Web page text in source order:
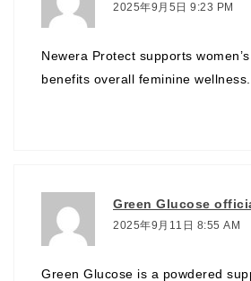
2025年9月5日 9:23 PM
Newera Protect supports
benefits overall feminine wellness.
Green Glucose
2025年9月11日 8:55 AM
Green Glucose is a powdered